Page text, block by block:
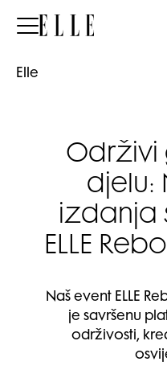
Elle
Elle
Održivi
djelu:
izdanja
ELLE
Naš event ELLE
je savršenu
održivosti,